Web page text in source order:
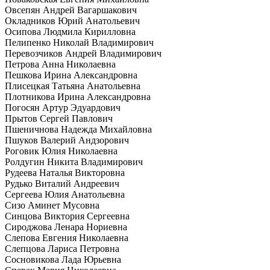
Овсепян Андрей Вагаршакович
Окладников Юрий Анатольевич
Осипова Людмила Кирилловна
Пелипенко Николай Владимирович
Перевозчиков Андрей Владимирович
Петрова Анна Николаевна
Пешкова Ирина Александровна
Плисецкая Татьяна Анатольевна
Плотникова Ирина Александровна
Погосян Артур Эдуардович
Прытов Сергей Павлович
Пшеничнова Надежда Михайловна
Пшуков Валерий Андзорович
Роговик Юлия Николаевна
Ролдугин Никита Владимирович
Рудеева Наталья Викторовна
Рудько Виталий Андреевич
Сергеева Юлия Анатольевна
Сизо Аминет Мусовна
Синцова Виктория Сергеевна
Сироджова Ленара Нориевна
Слепова Евгения Николаевна
Слепцова Лариса Петровна
Сосновикова Лада Юрьевна